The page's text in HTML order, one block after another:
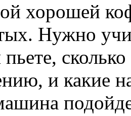
хорошей
Нужно
и какие